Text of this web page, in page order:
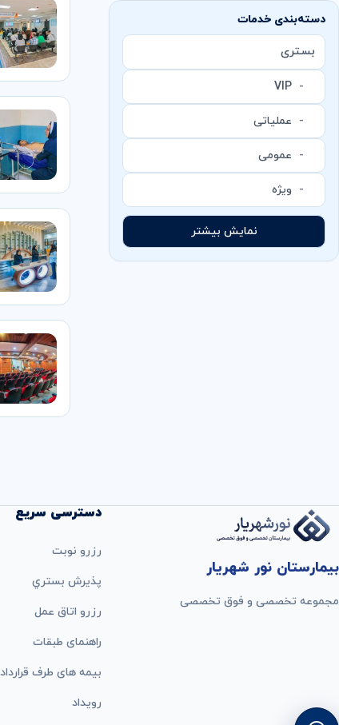
دسته‌بندی خدمات
بستری
عملیاتی
عمومی
ویژه
نمایش بیشتر
بیمارستان نور شهریار
مجموعه تخصصی و فوق تخصصی
دسترسی سریع
رزرو نوبت
پذيرش بستري
رزرو اتاق عمل
راهنمای طبقات
بيمه های طرف قرارداد
رویداد